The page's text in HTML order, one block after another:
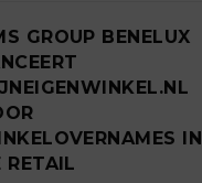
GROUP BENELUX
IN
RETAIL